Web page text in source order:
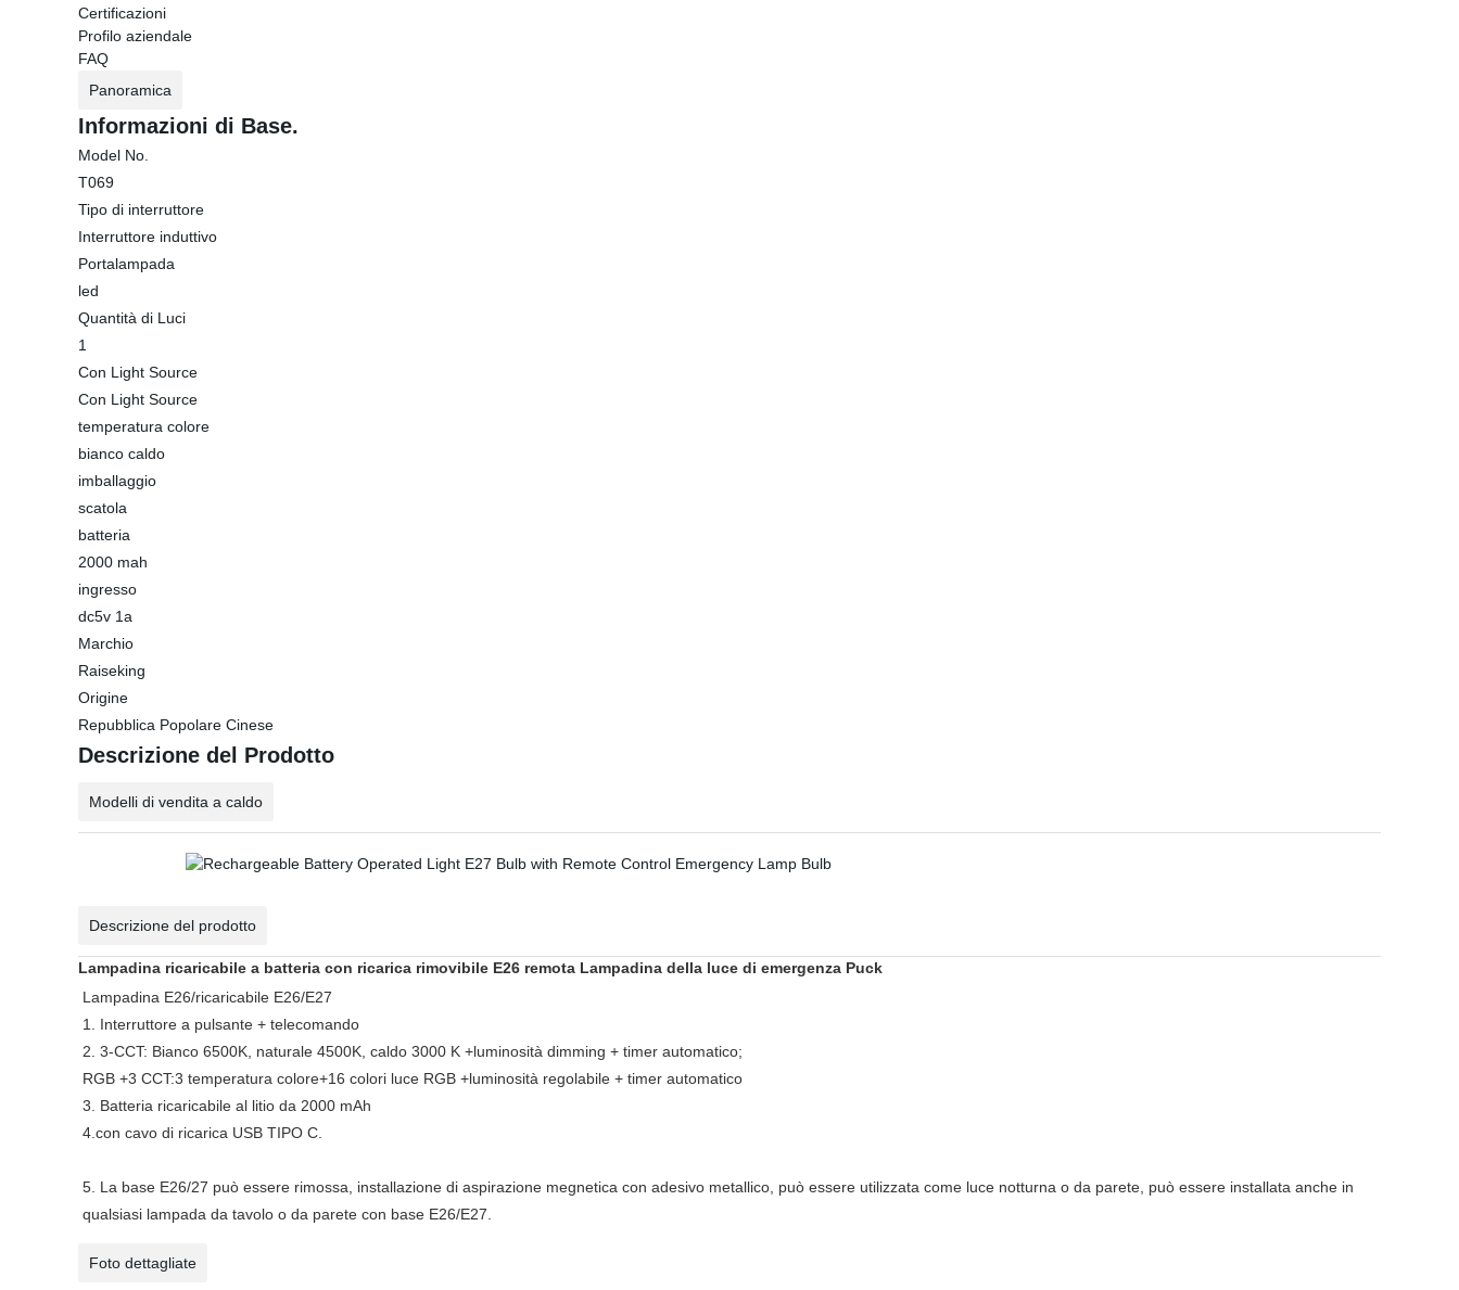
Certificazioni
Profilo aziendale
FAQ
Panoramica
Informazioni di Base.
Model No.
T069
Tipo di interruttore
Interruttore induttivo
Portalampada
led
Quantità di Luci
1
Con Light Source
Con Light Source
temperatura colore
bianco caldo
imballaggio
scatola
batteria
2000 mah
ingresso
dc5v 1a
Marchio
Raiseking
Origine
Repubblica Popolare Cinese
Descrizione del Prodotto
Modelli di vendita a caldo
Descrizione del prodotto
Lampadina ricaricabile a batteria con ricarica rimovibile E26 remota Lampadina della luce di emergenza Puck
Lampadina E26/ricaricabile E26/E27
1.
Interruttore a pulsante + telecomando
2. 3-CCT: Bianco 6500K, naturale 4500K, caldo 3000 K +luminosità dimming + timer automatico;
RGB +3 CCT:3 temperatura colore+16 colori luce RGB +luminosità regolabile + timer automatico
3.
Batteria ricaricabile al litio da 2000 mAh
4.con cavo di ricarica USB TIPO C.
5. La base E26/27 può essere rimossa, installazione di aspirazione megnetica con adesivo metallico, può essere utilizzata come luce notturna o da parete, può essere installata anche in
qualsiasi lampada da tavolo o da parete con base E26/E27.
Foto dettagliate